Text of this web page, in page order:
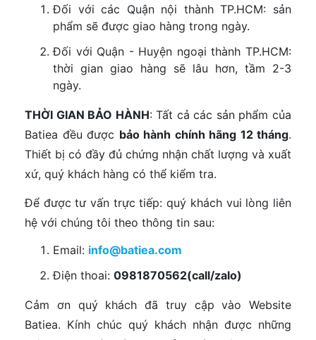
Đối với các Quận nội thành TP.HCM: sản
phẩm sẽ được giao hàng trong ngày.
Đối với Quận - Huyện ngoại thành TP.HCM:
thời gian giao hàng sẽ lâu hơn, tầm 2-3
ngày.
THỜI GIAN BẢO HÀNH: Tất cả các sản phẩm của
Batiea đều được bảo hành chính hãng 12 tháng.
Thiết bị có đầy đủ chứng nhận chất lượng và xuất
xứ, quý khách hàng có thể kiểm tra.
Để được tư vấn trực tiếp: quý khách vui lòng liên
hệ với chúng tôi theo thông tin sau:
Email: info@batiea.com
Điện thoai: 0981870562(call/zalo)
Cảm ơn quý khách đã truy cập vào Website
Batiea. Kính chúc quý khách nhận được những